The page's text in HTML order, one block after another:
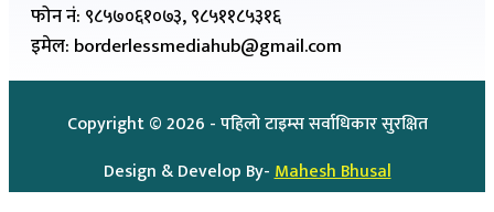
फोन नं: ९८५७०६१०७३, ९८५११८५३१६
इमेल: borderlessmediahub@gmail.com
Copyright ©2026 - पहिलो टाइम्स सर्वाधिकार सुरक्षित
Design & Develop By-Mahesh Bhusal